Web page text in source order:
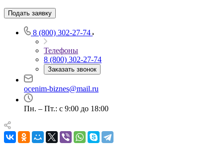
Подать заявку
8 (800) 302-27-74
Телефоны
8 (800) 302-27-74
Заказать звонок
ocenim-biznes@mail.ru
Пн. – Пт.: с 9:00 до 18:00
Например:Югорск
Абакан
Абинск
Альметьевск
Ангарск
Анжеро-Судженск
Апатиты
Апрелевка